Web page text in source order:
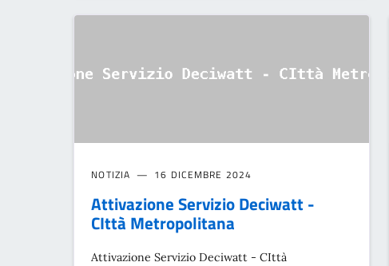
NOTIZIA 16 DICEMBRE 2024
Attivazione Servizio Deciwatt -
CIttà Metropolitana
Attivazione Servizio Deciwatt - CIttà